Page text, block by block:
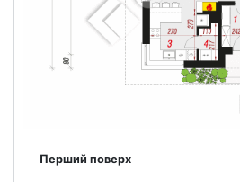
Перший поверх